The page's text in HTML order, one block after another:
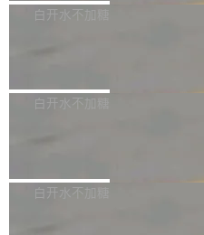
不得生成涉及安全性的关键变更
36个月。 公告显示，本次宇树科
员工参与设立的专项资产管理计
获配9...
Bug fixes and enhancements 修
一个回归问题，该问题导致拉取
题，该问题可能导致在旧版 Linux
白开水不加糖
e 孵化器项目管理委员会（IPMC
P）！这一里程碑不仅标志着
白开水不加糖
长期停止内容更新，未能实现其
白开水不加糖